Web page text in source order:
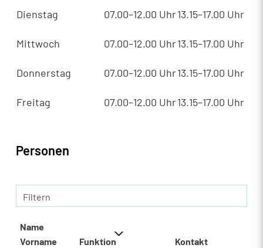
Dienstag 07.00–12.00 Uhr13.15–17.00 Uhr
Mittwoch 07.00–12.00 Uhr13.15–17.00 Uhr
Donnerstag 07.00–12.00 Uhr13.15–17.00 Uhr
Freitag 07.00–12.00 Uhr13.15–17.00 Uhr
Personen
Filtern
Name
Vorname
Funktion Kontakt